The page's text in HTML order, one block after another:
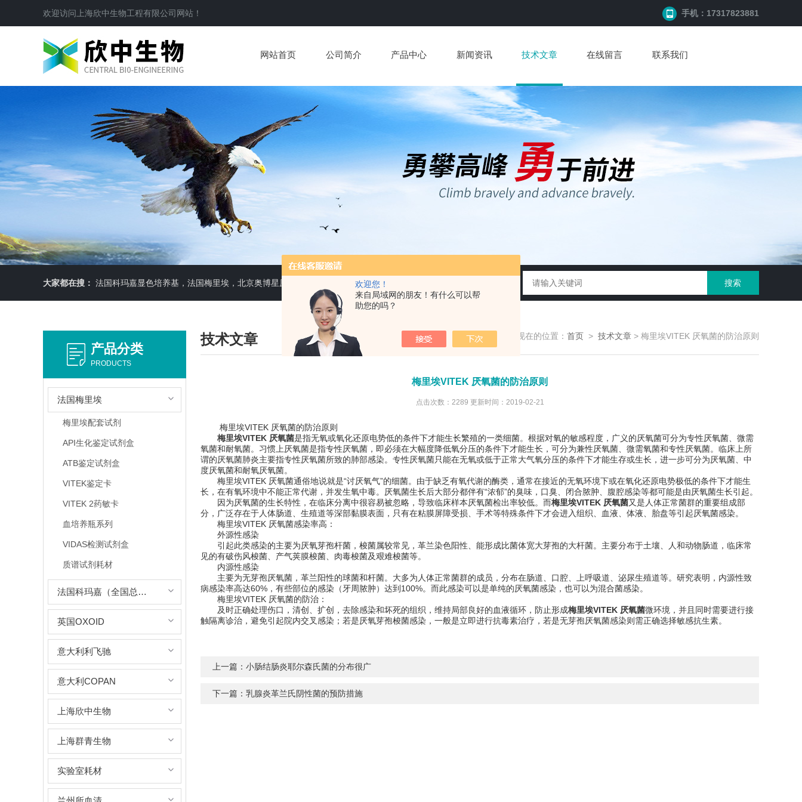
欢迎您！
来自局域网的朋友！有什么可以帮
助您的吗？
欢迎访问 上海欣中生物工程有限公司 网站！ 手机：17317823881
网站首页 公司简介 产品中心 新闻资讯 技术文章 在线留言 联系我们
大家都在搜： 法国科玛嘉显色培养基，法国梅里埃，北京奥博星原料培养基，英国OXOID，意大利利飞驰E-TEXT药敏纸条，COPAN运送培养基，即用性平板（血琼脂平板,Baird-Parker琼脂平板等），药典平板（TSA，SDA等）
产品分类
PRODUCTS
法国梅里埃
梅里埃配套试剂
API生化鉴定试剂盒
ATB鉴定试剂盒
VITEK鉴定卡
VITEK 2药敏卡
血培养瓶系列
VIDAS检测试剂盒
质谱试剂耗材
法国科玛嘉（全国总代理）
英国OXOID
意大利利飞驰
意大利COPAN
上海欣中生物
上海群青生物
实验室耗材
技术文章 您现在的位置： 首页 > 技术文章 > 梅里埃VITEK 厌氧菌的防治原则
梅里埃VITEK 厌氧菌的防治原则
点击次数：2289 更新时间：2019-02-21
梅里埃VITEK 厌氧菌的防治原则
梅里埃VITEK 厌氧菌是指无氧或氧化还原电势低的条件下才能生长繁殖的一类细菌。根据对氧的敏感程度，广义的厌氧菌可分为专性厌氧菌、微需
氧菌和耐氧菌。习惯上厌氧菌是指专性厌氧菌，即必须在大幅度降低氧分压的条件下才能生长，可分为兼性厌氧菌、微需氧菌和专性厌氧菌。临床上所
谓的厌氧菌肺炎主要指专性厌氧菌所致的肺部感染。专性厌氧菌只能在无氧或低于正常大气氧分压的条件下才能生存或生长，进一步可分为厌氧菌、中
度厌氧菌和耐氧厌氧菌。
梅里埃VITEK 厌氧菌通俗地说就是“讨厌氧气”的细菌。由于缺乏有氧代谢的酶类，通常在接近的无氧环境下或在氧化还原电势极低的条件下才能生
长，在有氧环境中不能正常代谢，并发生氧中毒。厌氧菌生长后大部分都伴有“浓郁”的臭味，口臭、闭合脓肿、腹腔感染等都可能是由厌氧菌生长引起。
因为厌氧菌的生长特性，在临床分离中很容易被忽略，导致临床样本厌氧菌检出率较低。而梅里埃VITEK 厌氧菌又是人体正常菌群的重要组成部
分，广泛存在于人体肠道、生殖道等深部黏膜表面，只有在粘膜屏障受损、手术等特殊条件下才会进入组织、血液、体液、胎盘等引起厌氧菌感染。
梅里埃VITEK 厌氧菌感染率高：
外源性感染
引起此类感染的主要为厌氧芽孢杆菌，梭菌属较常见，革兰染色阳性、能形成比菌体宽大芽孢的大杆菌。主要分布于土壤、人和动物肠道，临床常
见的有破伤风梭菌、产气荚膜梭菌、肉毒梭菌及艰难梭菌等。
内源性感染
主要为无芽孢厌氧菌，革兰阳性的球菌和杆菌。大多为人体正常菌群的成员，分布在肠道、口腔、上呼吸道、泌尿生殖道等。研究表明，内源性致
病感染率高达60%，有些部位的感染（牙周脓肿）达到100%。而此感染可以是单纯的厌氧菌感染，也可以为混合菌感染。
梅里埃VITEK 厌氧菌的防治：
及时正确处理伤口，清创、扩创，去除感染和坏死的组织，维持局部良好的血液循环，防止形成梅里埃VITEK 厌氧菌微环境，并且同时需要进行接
触隔离诊治，避免引起院内交叉感染；若是厌氧芽孢梭菌感染，一般是立即进行抗毒素治疗，若是无芽孢厌氧菌感染则需正确选择敏感抗生素。
上一篇： 小肠结肠炎耶尔森氏菌的分布很广
下一篇： 乳腺炎革兰氏阴性菌的预防措施